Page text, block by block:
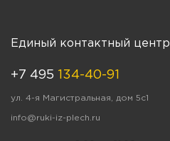
Единый контактный центр
+7 495 134-40-91
ул. 4-я Магистральная, дом 5с1
info@ruki-iz-plech.ru